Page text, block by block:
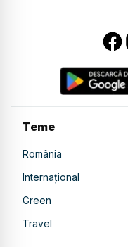
Teme
România
Internațional
Green
Travel